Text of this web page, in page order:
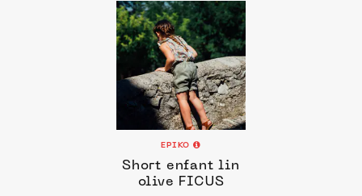
EPIKO
Short enfant lin
olive FICUS